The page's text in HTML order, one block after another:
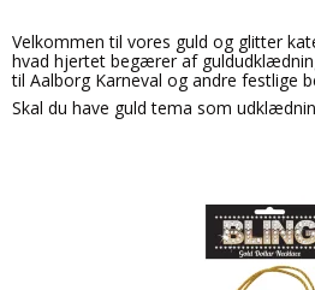
Velkommen til vores guld og glitter
hvad hjertet begærer af
til Aalborg Karneval og andre festlige
Skal du have guld tema som